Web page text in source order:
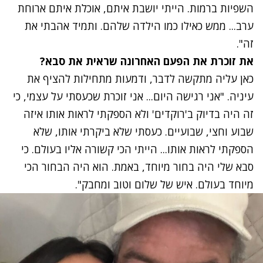
השפיות ברמות. הייתי יושבת איתם, אוכלת איתם ארוחת
ערב... ממש כאילו כמו הילדה שלהם. ותמיד אהבתי את
זה".
את זוכרת את הפעם האחרונה שראית את סבא?
כאן עליה מתקשה לדבר, ודמעות מתחילות להציף את
עיניה. "אני רגישה היום... אני זוכרת שכעסתי על עצמי, כי
זה היה בדיוק ב'רוקדים' ולא הספקתי לראות אותו איזה
שבוע וחצי, שבועיים. כעסתי שלא ביקרתי אותו, שלא
הספקתי לראות אותו... הייתי הכי קשורה אליו בעולם. כי
סבא שלי היה בחור מיוחד, באמת. הוא היה הבחור הכי
מיוחד בעולם. איש של שלום וטוב ומחבק".